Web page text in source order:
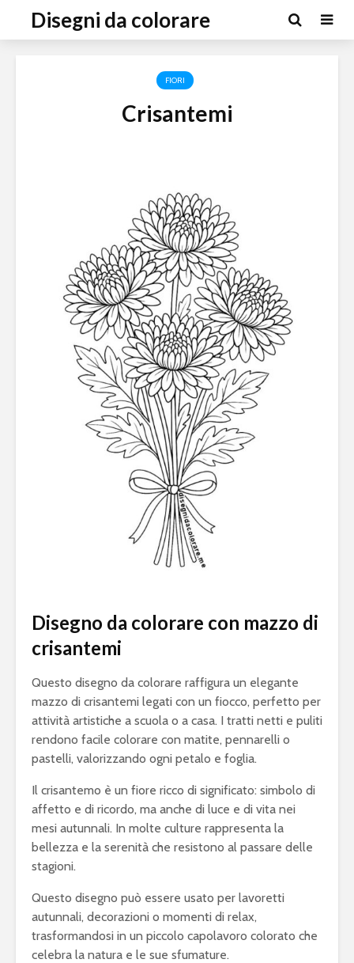
Disegni da colorare
FIORI
Crisantemi
Disegno da colorare con mazzo di
crisantemi
Questo disegno da colorare raffigura un elegante
mazzo di crisantemi legati con un fiocco, perfetto per
attività artistiche a scuola o a casa. I tratti netti e puliti
rendono facile colorare con matite, pennarelli o
pastelli, valorizzando ogni petalo e foglia.
Il crisantemo è un fiore ricco di significato: simbolo di
affetto e di ricordo, ma anche di luce e di vita nei
mesi autunnali. In molte culture rappresenta la
bellezza e la serenità che resistono al passare delle
stagioni.
Questo disegno può essere usato per lavoretti
autunnali, decorazioni o momenti di relax,
trasformandosi in un piccolo capolavoro colorato che
celebra la natura e le sue sfumature.